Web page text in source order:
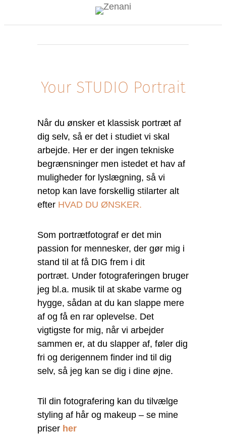
Your STUDIO Portrait
Når du ønsker et klassisk portræt af
dig selv, så er det i studiet vi skal
arbejde. Her er der ingen tekniske
begrænsninger men istedet et hav af
muligheder for lyslægning, så vi
netop kan lave forskellig stilarter alt
efter HVAD DU ØNSKER.
Som portrætfotograf er det min
passion for mennesker, der gør mig i
stand til at få DIG frem i dit
portræt. Under fotograferingen bruger
jeg bl.a. musik til at skabe varme og
hygge, sådan at du kan slappe mere
af og få en rar oplevelse. Det
vigtigste for mig, når vi arbejder
sammen er, at du slapper af, føler dig
fri og derigennem finder ind til dig
selv, så jeg kan se dig i dine øjne.
Til din fotografering kan du tilvælge
styling af hår og makeup – se mine
priser her